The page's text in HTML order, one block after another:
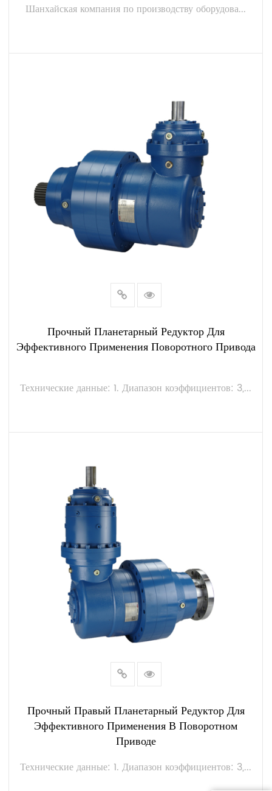
Шанхайская компания по производству оборудова...
Прочный Планетарный Редуктор Для
Эффективного Применения Поворотного Привода
Технические данные: 1. Диапазон коэффициентов: 3,...
Прочный Правый Планетарный Редуктор Для
Эффективного Применения В Поворотном
Приводе
Технические данные: 1. Диапазон коэффициентов: 3,...